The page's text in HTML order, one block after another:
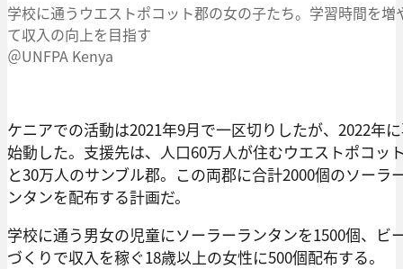
学校に通うウエストポコット郡の女の子たち。学習時間を増
て収入の向上を目指す
＠UNFPA Kenya
ケニアでの活動は2021年9月で一区切りしたが、2022年
始動した。支援先は、人口60万人が住むウエストポコッ
と30万人のサンブル郡。この両郡に合計2000個のソーラ
ンタンを配布する計画だ。
学校に通う男女の児童にソーラーランタンを1500個、ビ
づくりで収入を稼ぐ18歳以上の女性に500個配布する。